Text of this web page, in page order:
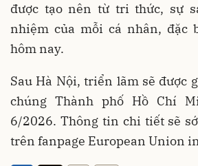
được tạo nên từ tri thức, sự
nhiệm của mỗi cá nhân, đặc
hôm nay.
Sau Hà Nội, triển lãm sẽ được
chúng Thành phố Hồ Chí
6/2026. Thông tin chi tiết sẽ
trên fanpage European Union